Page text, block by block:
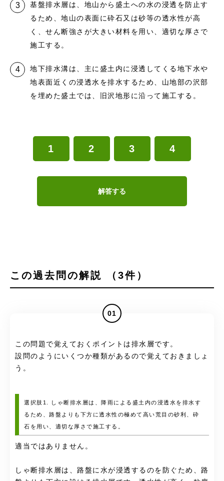
基盤排水層は、地山から盛土への水の浸透を防止す
るため、地山の表面に砕石又は砂等の透水性が高
く、せん断強さが大きい材料を用い、適切な厚さで
施工する。
地下排水溝は、主に盛土内に浸透してくる地下水や
地表面近くの浸透水を排水するため、山地部の沢部
を埋めた盛土では、旧沢地形に沿って施工する。
1 2 3 4
解答する
この過去問の解説 （3件）
01
この問題で覚えておくポイントは排水層です。
設問のようにいくつか種類があるので覚えておきましょ
う。
選択肢1. しゃ断排水層は、降雨による盛土内の浸透水を排水す
るため、路盤よりも下方に透水性の極めて高い荒目の砂利、砕
石を用い、適切な厚さで施工する。
適当ではありません。
しゃ断排水層は、路盤に水が浸透するのを防ぐため、路